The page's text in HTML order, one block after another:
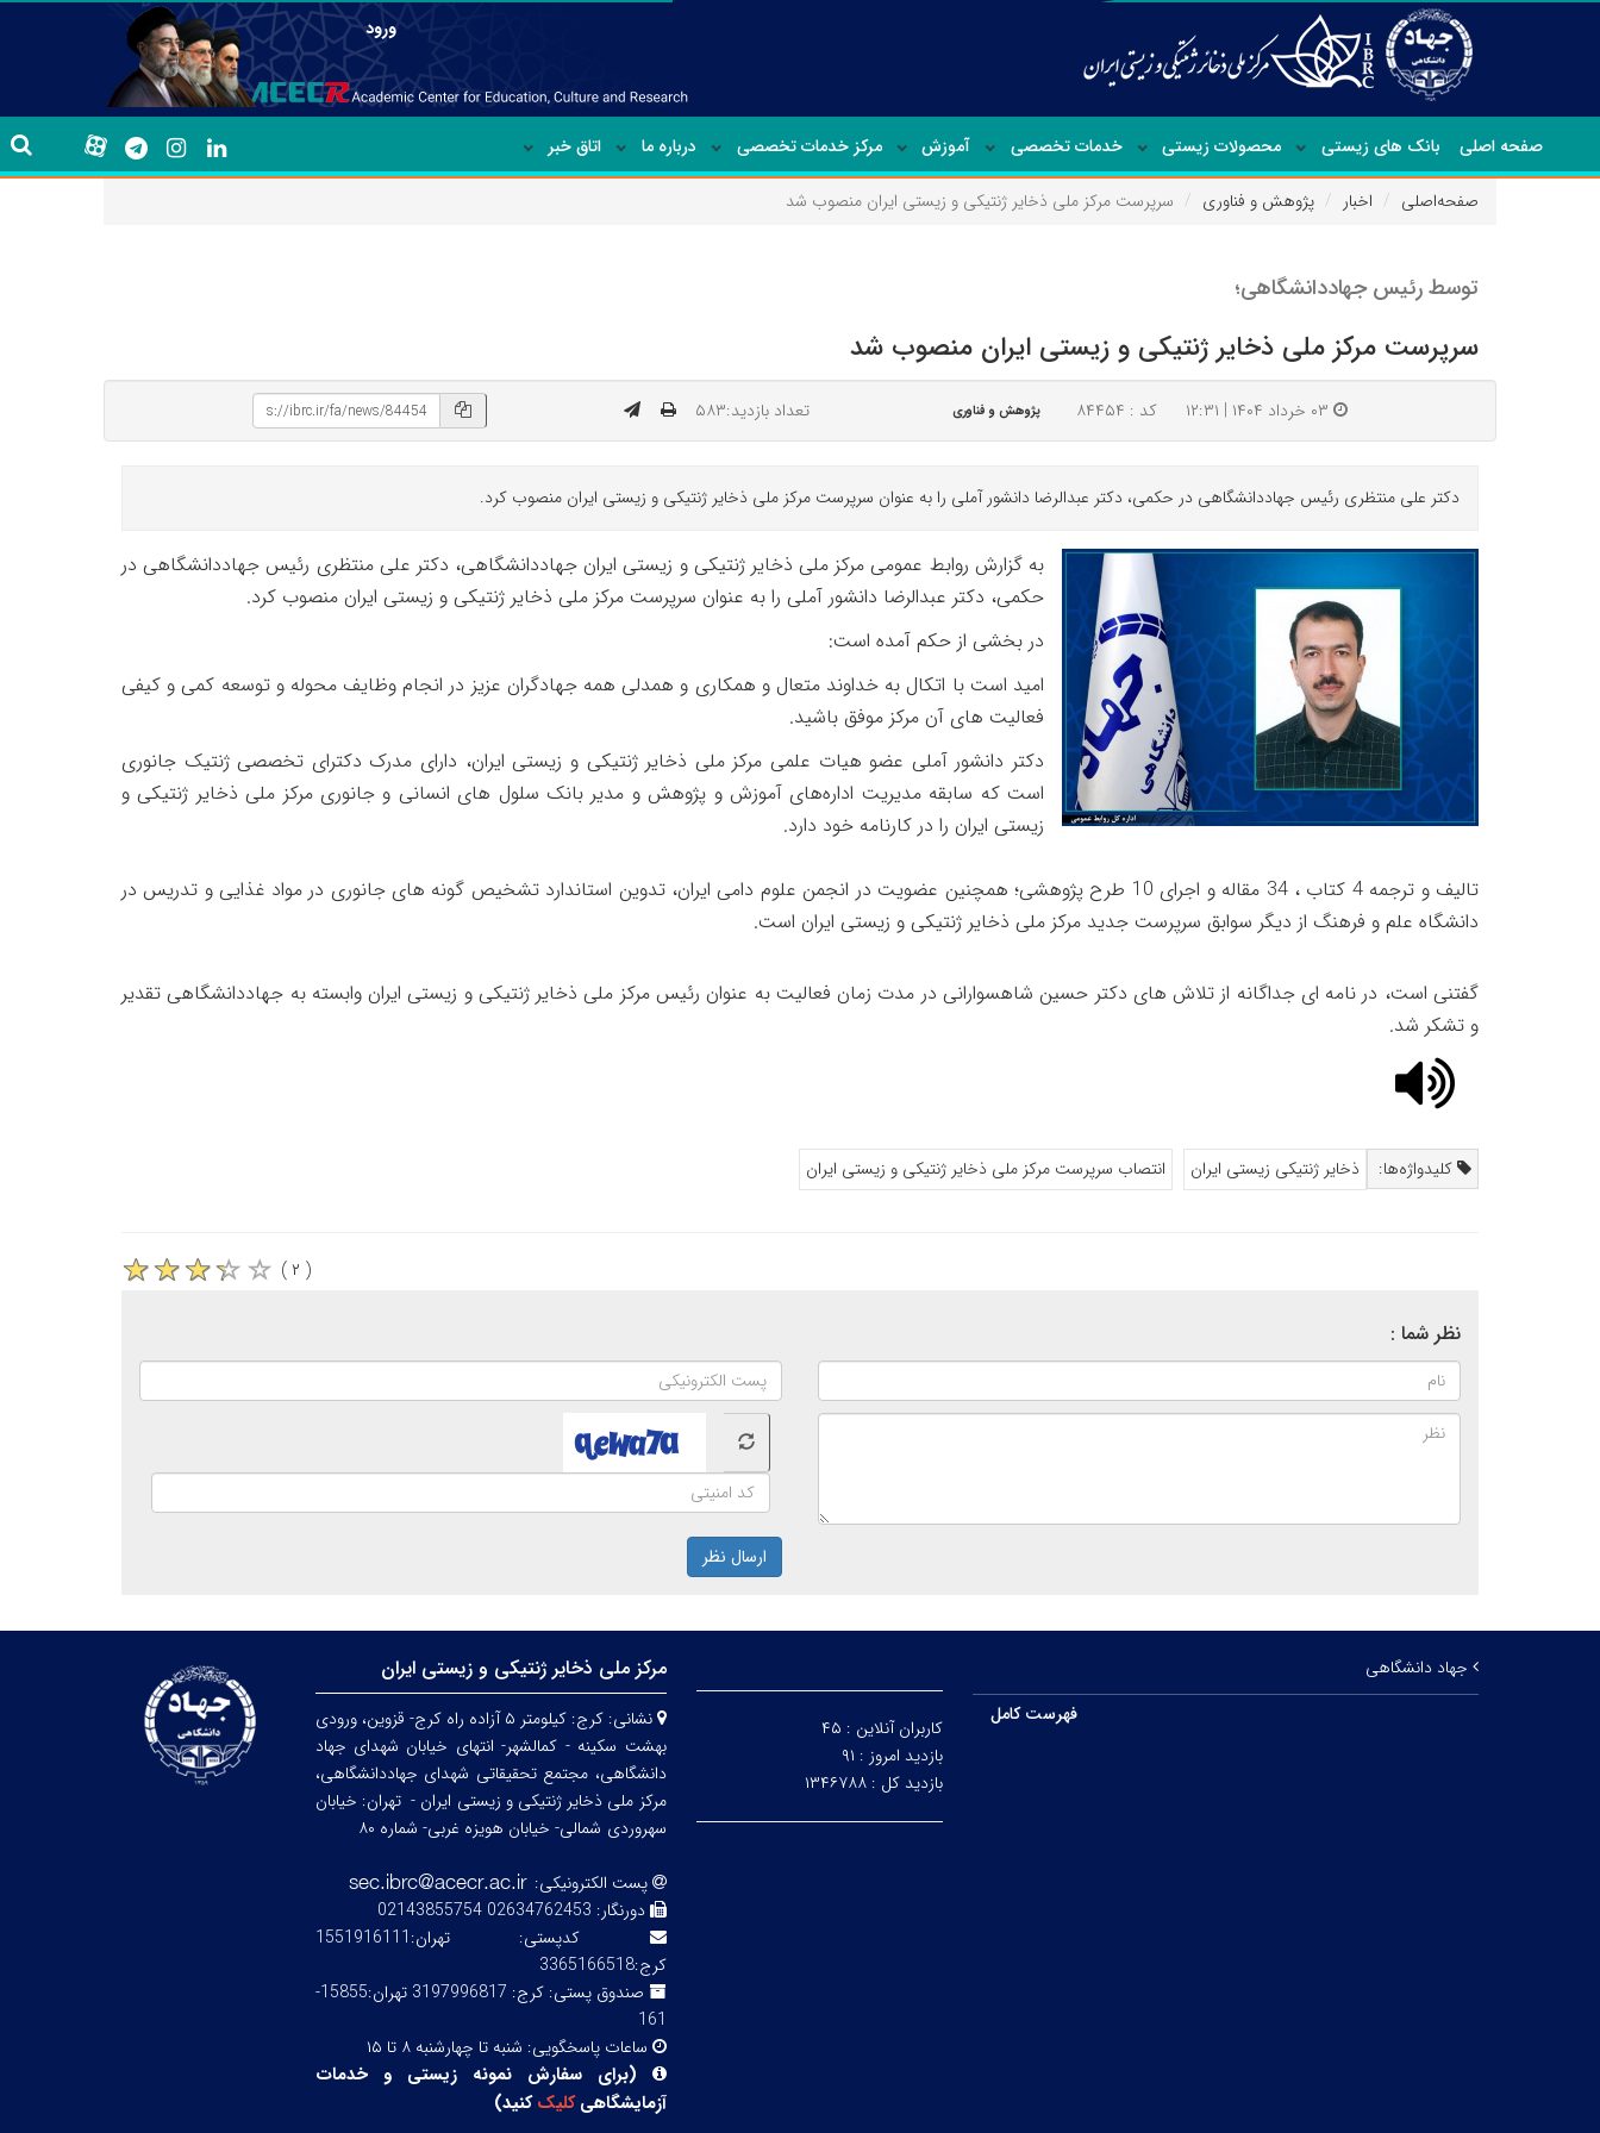
ورود
صفحه اصلی بانک های زیستی محصولات زیستی خدمات تخصصی آموزش مرکز خدمات تخصصی درباره ما اتاق خبر
صفحه‌اصلی اخبار پژوهش و فناوری سرپرست مرکز ملی ذخایر ژنتیکی و زیستی ایران منصوب شد
توسط رئیس جهاددانشگاهی؛
سرپرست مرکز ملی ذخایر ژنتیکی و زیستی ایران منصوب شد
۰۳ خرداد ۱۴۰۴ | ۱۲:۳۱ کد : ۸۴۴۵۴ پژوهش و فناوری تعداد بازدید:۵۸۳
دکتر علی منتظری رئیس جهاددانشگاهی در حکمی، دکتر عبدالرضا دانشور آملی را به عنوان سرپرست مرکز ملی ذخایر ژنتیکی و زیستی ایران منصوب کرد.
به گزارش روابط عمومی مرکز ملی ذخایر ژنتیکی و زیستی ایران جهاددانشگاهی، دکتر علی منتظری رئیس جهاددانشگاهی در
حکمی، دکتر عبدالرضا دانشور آملی را به عنوان سرپرست مرکز ملی ذخایر ژنتیکی و زیستی ایران منصوب کرد.
در بخشی از حکم آمده است:
امید است با اتکال به خداوند متعال و همکاری و همدلی همه جهادگران عزیز در انجام وظایف محوله و توسعه کمی و کیفی
فعالیت های آن مرکز موفق باشید.
دکتر دانشور آملی عضو هیات علمی مرکز ملی ذخایر ژنتیکی و زیستی ایران، دارای مدرک دکترای تخصصی ژنتیک جانوری
است که سابقه مدیریت اداره‌های آموزش و پژوهش و مدیر بانک سلول های انسانی و جانوری مرکز ملی ذخایر ژنتیکی و
زیستی ایران را در کارنامه خود دارد.
تالیف و ترجمه 4 کتاب ، 34 مقاله و اجرای 10 طرح پژوهشی؛ همچنین عضویت در انجمن علوم دامی ایران، تدوین استاندارد تشخیص گونه های جانوری در مواد غذایی و تدریس در
دانشگاه علم و فرهنگ از دیگر سوابق سرپرست جدید مرکز ملی ذخایر ژنتیکی و زیستی ایران است.
گفتنی است، در نامه ای جداگانه از تلاش های دکتر حسین شاهسوارانی در مدت زمان فعالیت به عنوان رئیس مرکز ملی ذخایر ژنتیکی و زیستی ایران وابسته به جهاددانشگاهی تقدیر
و تشکر شد.
کلیدواژه‌ها: ذخایر ژنتیکی زیستی ایران انتصاب سرپرست مرکز ملی ذخایر ژنتیکی و زیستی ایران
( ۲ )
نظر شما :
ارسال نظر
جهاد دانشگاهی
فهرست کامل
کاربران آنلاین : ۴۵
بازدید امروز : ۹۱
بازدید کل : ۱۳۴۶۷۸۸
مرکز ملی ذخایر ژنتیکی و زیستی ایران
نشانی:
کرج: کیلومتر ۵ آزاده راه کرج- قزوین، ورودی
بهشت سکینه - کمالشهر- انتهای خیابان شهدای جهاد
دانشگاهی، مجتمع تحقیقاتی شهدای جهاددانشگاهی،
مرکز ملی ذخایر ژنتیکی و زیستی ایران - تهران: خیابان
سهروردی شمالی- خیابان هویزه غربی- شماره ۸۰
پست الکترونیکی:
دورنگار: 02634762453 02143855754
کدپستی:
تهران:1551916111
کرج:3365166518
صندوق پستی:
کرج: 3197996817 تهران:15855-
161
ساعات پاسخگویی: شنبه تا چهارشنبه ۸ تا ۱۵
(برای سفارش نمونه زیستی و خدمات
آزمایشگاهیکلیککنید)